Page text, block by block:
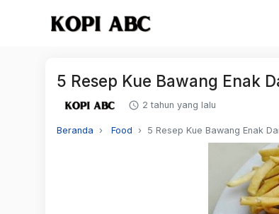
5 Resep Kue Bawang Enak
2 tahun yang lalu
Beranda Food 5 Resep Kue Bawang Enak